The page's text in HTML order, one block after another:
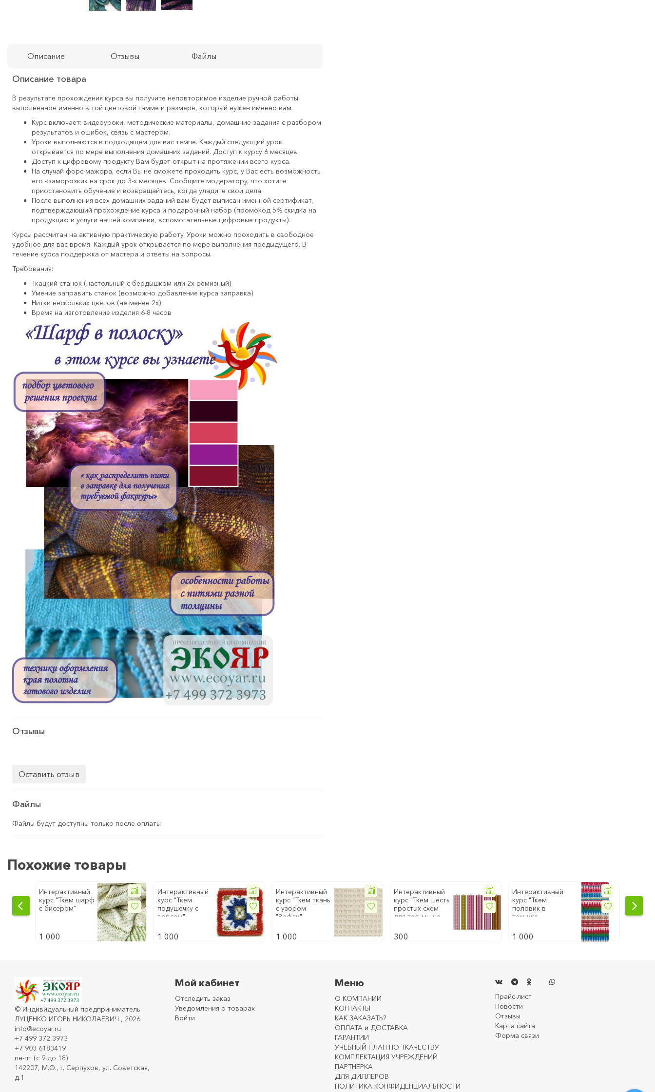
Описание Отзывы Файлы
Описание товара
В результате прохождения курса вы получите неповторимое изделие ручной работы,
выполненное именно в той цветовой гамме и размере, который нужен именно вам.
Курс включает: видеоуроки, методические материалы, домашние задания с разбором
результатов и ошибок, связь с мастером.
Уроки выполняются в подходящем для вас темпе. Каждый следующий урок
открывается по мере выполнения домашних заданий. Доступ к курсу 6 месяцев.
Доступ к цифровому продукту Вам будет открыт на протяжении всего курса.
На случай форс-мажора, если Вы не сможете проходить курс, у Вас есть возможность
его «заморозки» на срок до 3-х месяцев. Сообщите модератору, что хотите
приостановить обучение и возвращайтесь, когда уладите свои дела.
После выполнения всех домашних заданий вам будет выписан именной сертификат,
подтверждающий прохождение курса и подарочный набор (промокод 5% скидка на
продукцию и услуги нашей компании, вспомогательные цифровые продукты).
Курсы рассчитан на активную практическую работу. Уроки можно проходить в свободное
удобное для вас время. Каждый урок открывается по мере выполнения предыдущего. В
течение курса поддержка от мастера и ответы на вопросы.
Требования:
Ткацкий станок (настольный с бердышком или 2х ремизный)
Умение заправить станок (возможно добавление курса заправка)
Нитки нескольких цветов (не менее 2х)
Время на изготовление изделия 6-8 часов
Отзывы
Оставить отзыв
Файлы
Файлы будут доступны только после оплаты
Похожие товары
Интерактивный
курс "Ткем шарф
с бисером"
1 000
Интерактивный
курс "Ткем
подушечку с
ворсом"
1 000
Интерактивный
курс "Ткем ткань
с узором
"Вафли"
1 000
Интерактивный
курс "Ткем шесть
простых схем
для тесьмы на
300
Интерактивный
курс "Ткем
половик в
технике
1 000
курс
с
© Индивидуальный предприниматель
ЛУЦЕНКО ИГОРЬ НИКОЛАЕВИЧ , 2026
info@ecoyar.ru
+7 499 372 3973
+7 903 6183419
пн-пт (с 9 до 18)
142207, М.О., г. Серпухов, ул. Советская,
д.1
Мой кабинет
Отследить заказ
Уведомления о товарах
Войти
Меню
О КОМПАНИИ
КОНТАКТЫ
КАК ЗАКАЗАТЬ?
ОПЛАТА и ДОСТАВКА
ГАРАНТИИ
УЧЕБНЫЙ ПЛАН ПО ТКАЧЕСТВУ
КОМПЛЕКТАЦИЯ УЧРЕЖДЕНИЙ
ПАРТНЕРКА
ДЛЯ ДИЛЛЕРОВ
ПОЛИТИКА КОНФИДЕНЦИАЛЬНОСТИ
. . .
Прайс-лист
Новости
Отзывы
Карта сайта
Форма связи